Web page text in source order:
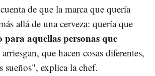
de que la marca que quería
allá de una cerveza: quería que
para aquellas personas que
que hacen cosas diferentes,
sueños", explica la chef.